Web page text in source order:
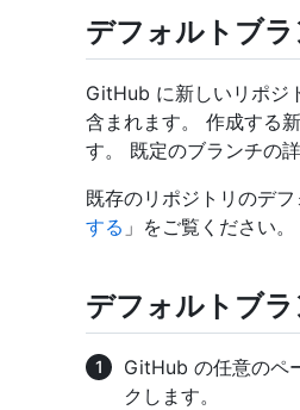
デフォルトブ
GitHub に新しいリポジ
含まれます。 作成する
す。 既定のブランチの
既存のリポジトリのデ
する 」をご覧ください。
デフォルトブ
GitHub の任意のペ
クします。